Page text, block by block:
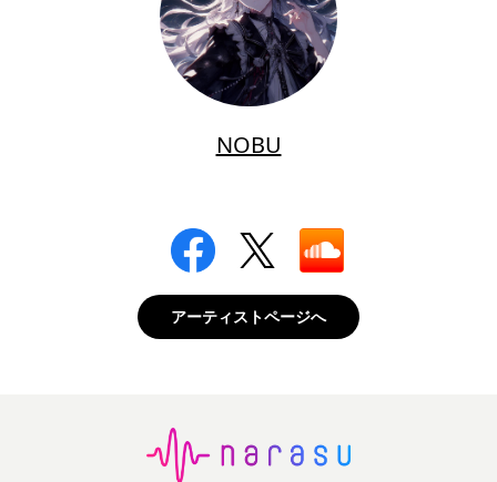
NOBU
アーティストページへ